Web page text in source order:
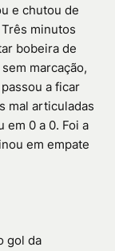
e chutou de
minutos
bobeira de
marcação,
a ficar
mal articuladas
em 0 a 0. Foi a
em empate
gol da